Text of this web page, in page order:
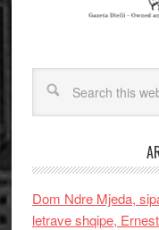
Dom Ndre Mjeda,
letrave shqipe,